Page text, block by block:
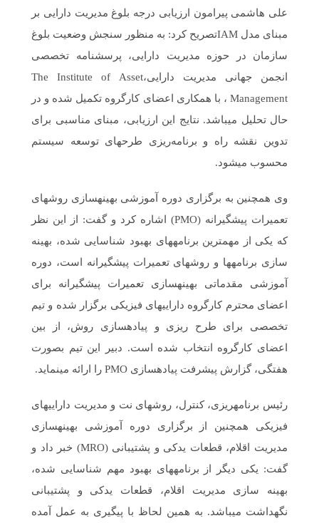
علی هاشمی پیرامون ارزیابی درجه بلوغ مدیریت دارایی بر
مبنای مدل IAMتصریح کرد: به ‌منظور سنجش وضعیت بلوغ
سازمان در حوزه مدیریت دارایی، پرسش­نامه تخصصی
انجمن جهانی مدیریت دارایی،The Institute of Asset
Management ، با همکاری اعضای کارگروه تکمیل شده و در
حال تحلیل می­باشد. نتایج این ارزیابی، مبنای مناسبی برای
تدوین نقشه راه و برنامه‌ریزی طرح­های توسعه سیستم
محسوب می­شود.
وی همچنین به برگزاری دوره آموزشی بهینه­سازی روش­های
تعمیرات پیشگیرانه (PMO) اشاره کرد و گفت: از این نظر
که یکی از مهم­ترین برنامه­های بهبود شناسایی شده، بهینه
سازی برنامه­ها و روش­های تعمیرات پیشگیرانه است، دوره
آموزشی مقدماتی بهینه­­سازی تعمیرات پیشگیرانه برای
اعضای محترم کارگروه دارایی­های فیزیکی برگزار شده و تیم
تخصصی برای طرح ریزی و پیاده­سازی روش، از بین
اعضای کارگروه انتخاب شده است. دبیر این تیم بصورت
هفتگی، گزارش پیشرفت پیاده­سازی PMO را ارائه می­نماید.
رئیس برنامه­ریزی، کنترل، روش­های نت و مدیریت دارایی­های
فیزیکی همچنین از برگزاری دوره آموزشی بهینه­سازی
مدیریت اقلام، قطعات یدکی و پشتیبانی (MRO) خبر داد و
گفت: یکی دیگر از برنامه­های بهبود مهم شناسایی شده،
بهینه سازی مدیریت اقلام، قطعات یدکی و پشتیبانی
نگهداشت می­باشد. به همین لحاظ با پیگیری به عمل آمده